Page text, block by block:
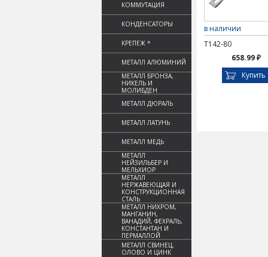
КОММУТАЦИЯ
КОНДЕНСАТОРЫ
КРЕПЕЖ *
МЕТАЛЛ АЛЮМИНИЙ
МЕТАЛЛ БРОНЗА,
НИКЕЛЬ И
МОЛИБДЕН
МЕТАЛЛ ДЮРАЛЬ
МЕТАЛЛ ЛАТУНЬ
МЕТАЛЛ МЕДЬ
МЕТАЛЛ
НЕЙЗИЛЬБЕР И
МЕЛЬХИОР
МЕТАЛЛ
НЕРЖАВЕЮЩАЯ И
КОНСТРУКЦИОННАЯ
СТАЛЬ
МЕТАЛЛ НИХРОМ,
МАНГАНИН,
ВАНАДИЙ, ФЕХРАЛЬ,
КОНСТАНТАН И
ПЕРМАЛЛОЙ
МЕТАЛЛ СВИНЕЦ,
ОЛОВО И ЦИНК
в наличии
Т142-80
658.99 ₽
Купить